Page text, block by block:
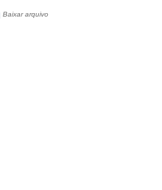
Baixar arquivo